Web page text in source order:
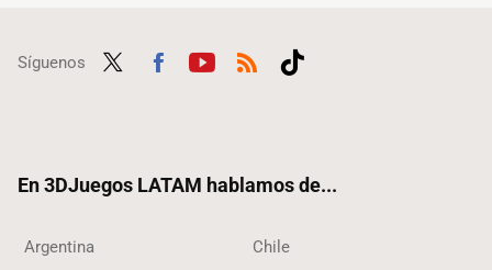
Síguenos
En 3DJuegos LATAM hablamos de...
Argentina Chile